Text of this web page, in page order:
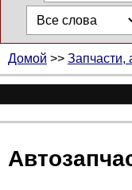
Домой >> Запчасти,